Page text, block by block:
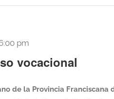
pm
vocacional
de la Provincia Franciscana